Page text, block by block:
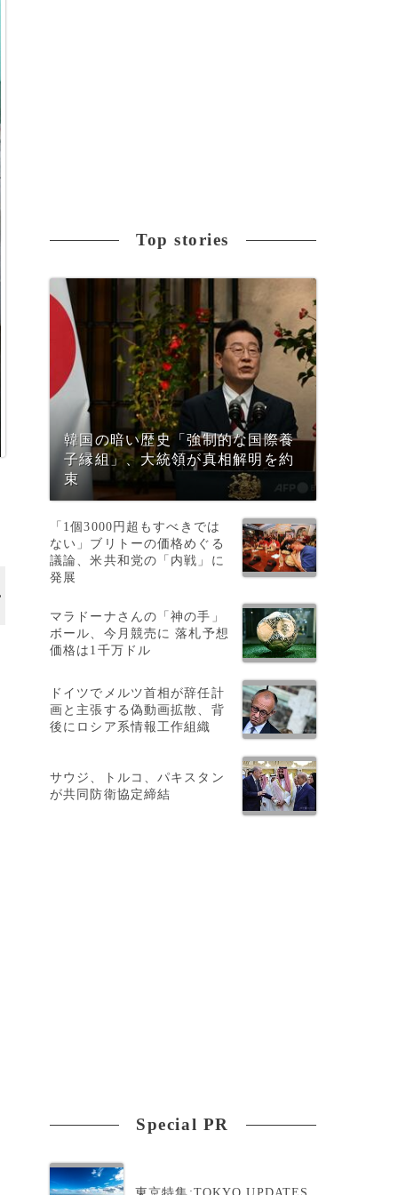
Top stories
韓国の暗い歴史「強制的な国際養
子縁組」、大統領が真相解明を約
束
「1個3000円超もすべきでは
ない」ブリトーの価格めぐる
議論、米共和党の「内戦」に
発展
マラドーナさんの「神の手」
ボール、今月競売に 落札予想
価格は1千万ドル
ドイツでメルツ首相が辞任計
画と主張する偽動画拡散、背
後にロシア系情報工作組織
サウジ、トルコ、パキスタン
が共同防衛協定締結
Special PR
東京特集:TOKYO UPDATES